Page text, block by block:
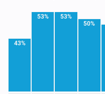
43%
53% 53%
50%